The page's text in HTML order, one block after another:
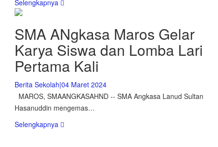
Selengkapnya
SMA ANgkasa Maros Gelar
Karya Siswa dan Lomba Lari
Pertama Kali
Berita Sekolah|04 Maret 2024
MAROS, SMAANGKASAHND -- SMA Angkasa Lanud Sultan
Hasanuddin mengemas…
Selengkapnya